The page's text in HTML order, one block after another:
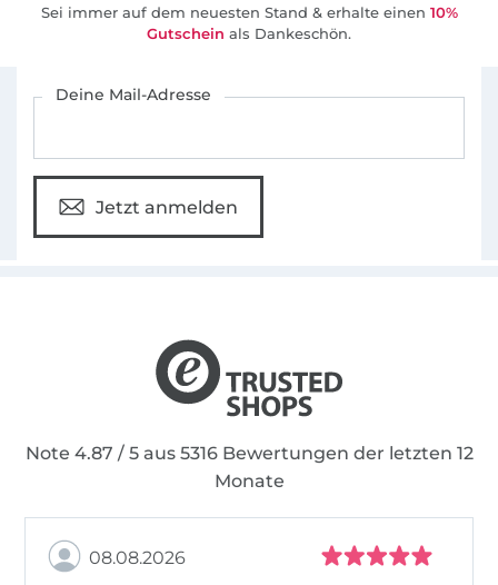
Sei immer auf dem neuesten Stand & erhalte einen 10%
Gutschein als Dankeschön.
Deine Mail-Adresse
Jetzt anmelden
Note 4.87 / 5 aus 5316 Bewertungen der letzten 12
Monate
08.08.2026